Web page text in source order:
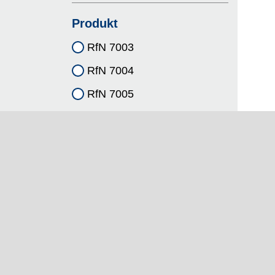
Produkt
RfN 7003
RfN 7004
RfN 7005